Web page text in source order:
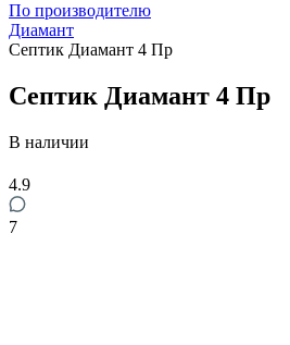
По производителю
Диамант
Септик Диамант 4 Пр
Септик Диамант 4 Пр
В наличии
4.9
7